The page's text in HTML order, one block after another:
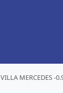
VILLA MERCEDES -